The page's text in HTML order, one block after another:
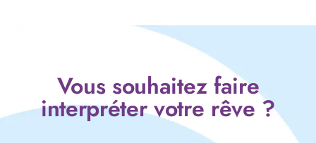
Vous souhaitez faire
interpréter votre rêve ?